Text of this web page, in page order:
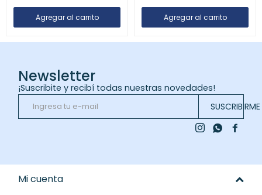
Newsletter
¡Suscribite y recibí todas nuestras novedades!
SUSCRIBIRME

 
Mi cuenta